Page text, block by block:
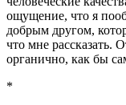
ощущение, что я
добрым другом,
что мне рассказать.
органично, как бы
*